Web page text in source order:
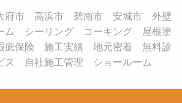
府市 高浜市 碧南市 安城市 外壁
ム シーリング コーキング 屋根塗
保険 施工実績 地元密着 無料診
ス 自社施工管理 ショールーム